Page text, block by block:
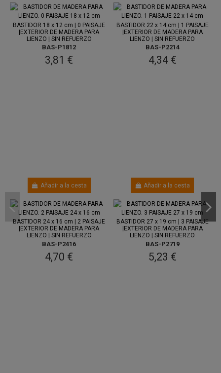
Entre 7
ago. y 11 ago.
BASTIDOR 18 x 12 cm | 0 PAISAJE
|EXTERIOR DE MADERA PARA
LIENZO | SIN REFUERZO
BAS-P1812
3,81 €
Añadir a la cesta
Entre 7
ago.y 11 ago.
BASTIDOR 22 x 14 cm | 1 PAISAJE
|EXTERIOR DE MADERA PARA
LIENZO | SIN REFUERZO
BAS-P2214
4,34 €
Añadir a la cesta
Entre 7
ago. y 11 ago.
BASTIDOR 24 x 16 cm | 2 PAISAJE
|EXTERIOR DE MADERA PARA
LIENZO | SIN REFUERZO
BAS-P2416
4,70 €
Entre 7
ago.y 11 ago.
BASTIDOR 27 x 19 cm | 3 PAISAJE
|EXTERIOR DE MADERA PARA
LIENZO | SIN REFUERZO
BAS-P2719
5,23 €